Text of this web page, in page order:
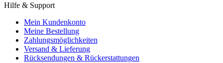
Hilfe & Support
Mein Kundenkonto
Meine Bestellung
Zahlungsmöglichkeiten
Versand & Lieferung
Rücksendungen & Rückerstattungen